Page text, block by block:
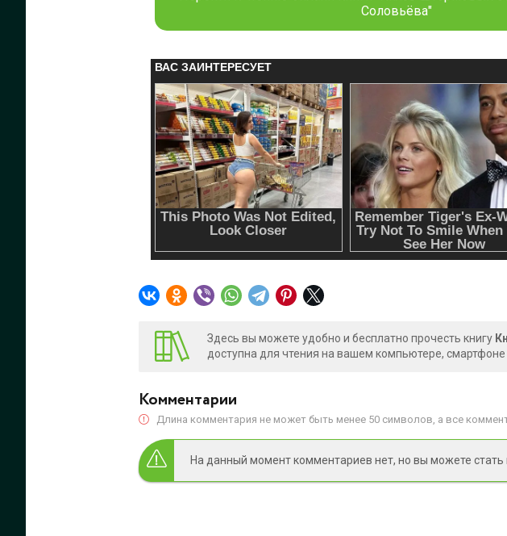
Соловьёва"
Здесь вы можете удобно и бесплатно прочесть книгу
доступна для чтения на вашем компьютере,
Комментарии
Длина комментария не может быть менее 50 символов, а все
На данный момент комментариев нет, но вы можете